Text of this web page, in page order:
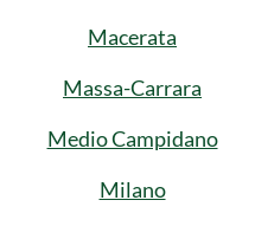
Macerata
Massa-Carrara
Medio Campidano
Milano